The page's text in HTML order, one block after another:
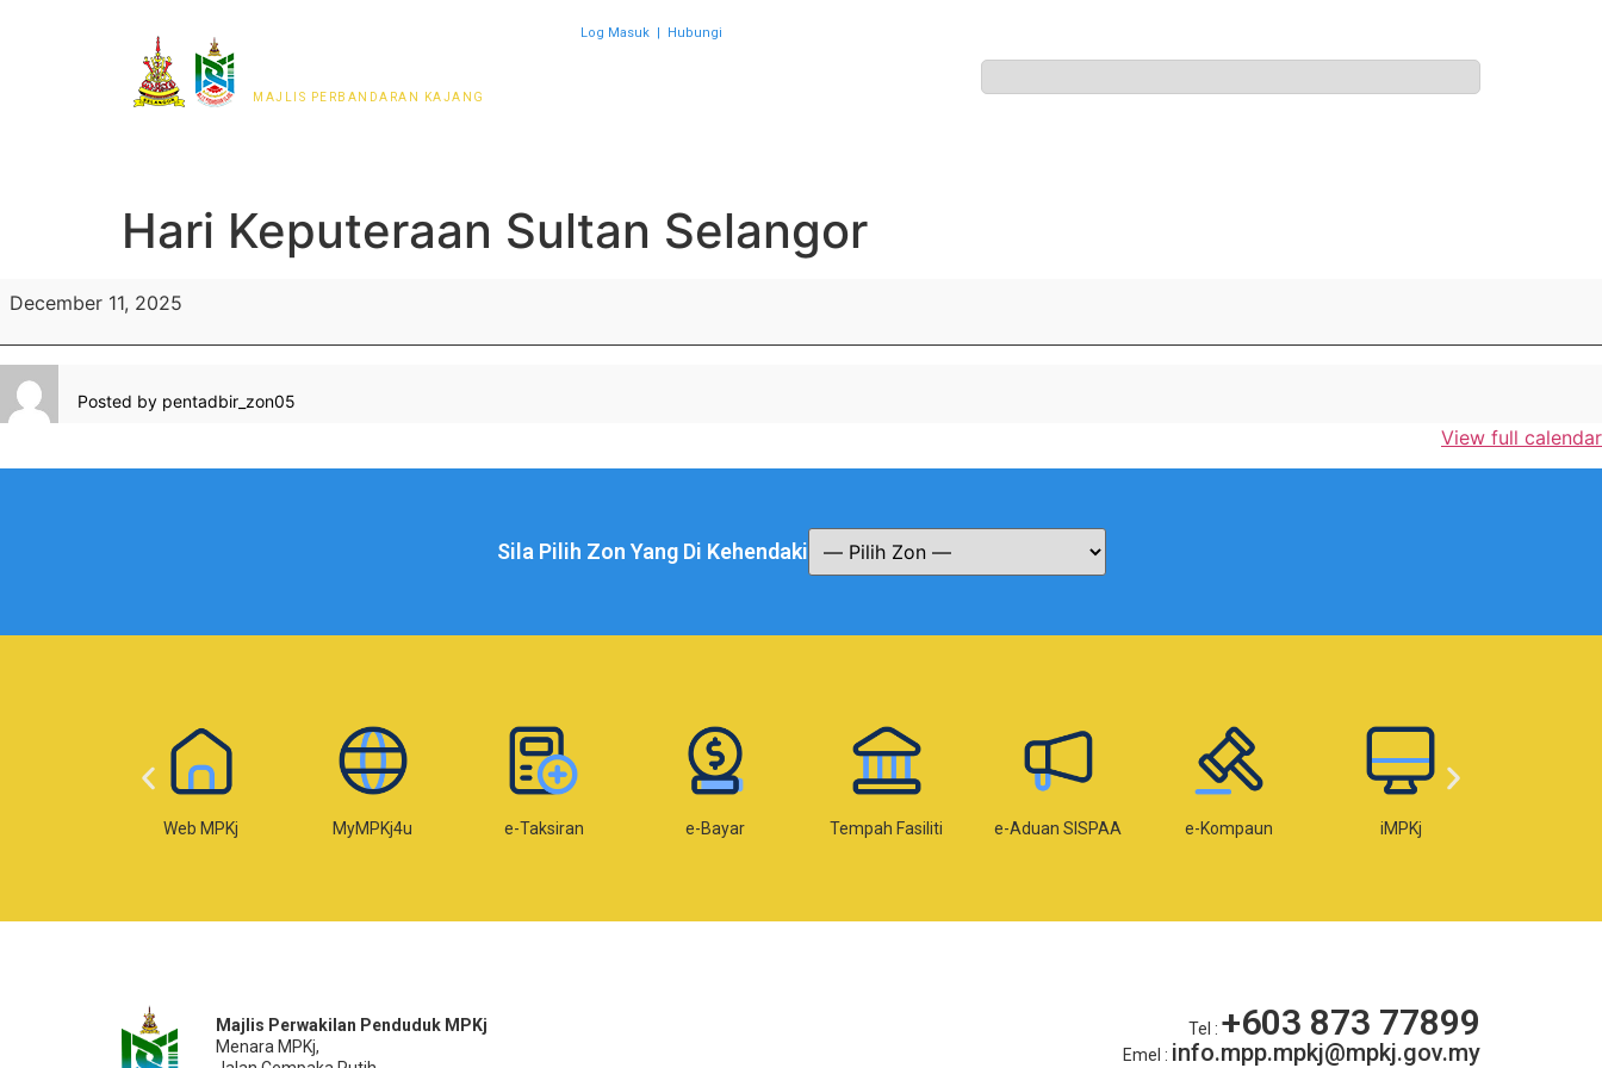
MAJLIS PERBANDARAN KAJANG
Log Masuk| Hubungi
Hari Keputeraan Sultan Selangor
December 11, 2025
Posted by pentadbir_zon05
View full calendar
Sila Pilih Zon Yang Di Kehendaki
Web MPKj MyMPKj4u e-Taksiran e-Bayar Tempah Fasiliti e-Aduan SISPAA e-Kompaun iMPKj
Majlis Perwakilan Penduduk MPKj
Menara MPKj,
Tel : +603 873 77899
Emel : info.mpp.mpkj@mpkj.gov.my